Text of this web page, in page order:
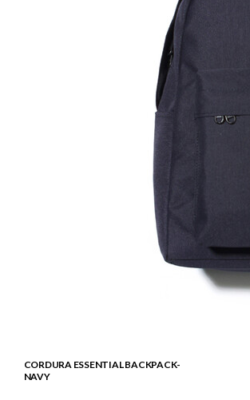
CORDURA ESSENTIAL BACKPACK-
NAVY